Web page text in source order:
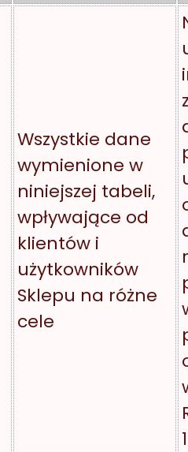
Wszystkie dane
wymienione w
niniejszej tabeli,
wpływające od
klientów i
użytkowników
Sklepu na różne
cele